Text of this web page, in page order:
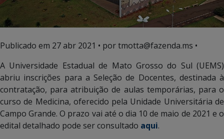
Publicado em 27 abr 2021 • por tmotta@fazenda.ms •
A Universidade Estadual de Mato Grosso do Sul (UEMS)
abriu inscrições para a Seleção de Docentes, destinada à
contratação, para atribuição de aulas temporárias, para o
curso de Medicina, oferecido pela Unidade Universitária de
Campo Grande. O prazo vai até o dia 10 de maio de 2021 e o
edital detalhado pode ser consultado aqui.